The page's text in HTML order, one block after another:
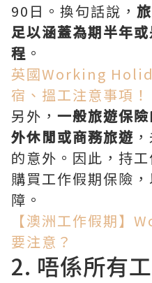
90日。換句話說，
足以涵蓋為期半年
程 。
英國Working
宿、搵工注意事項！
另外， 一般旅遊保
外休閒或商務旅遊
的意外。因此，持
購買工作假期保險
障。
【澳洲工作假期
要注意？
2. 唔係所有